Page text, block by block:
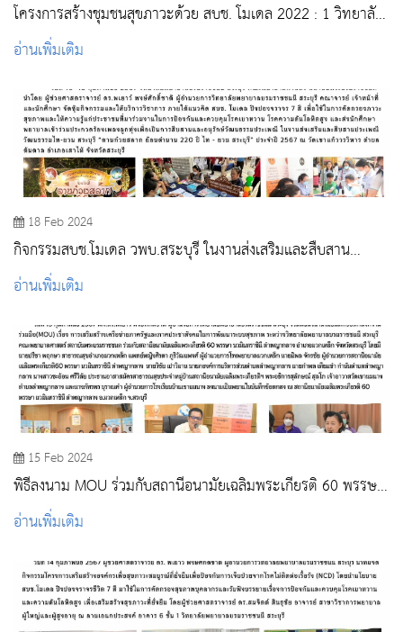
โครงการสร้างชุมชนสุขภาวะด้วย สบช. โมเดล 2022 : 1 วิทยาลัย
1 ชุมชน เทิดพระเกียรติพระบาทสมเด็จพระวชิรเกล้าเจ้าอยู่หัว
อ่านเพิ่มเติม
18 Feb 2024
กิจกรรมสบช.โมเดล วพบ.สระบุรี ในงานส่งเสริมและสืบสาน
ประเพณีวัฒนธรรม "ตานก๋วยสลาก ย้อนตำนาน 220 ปี ไท - ยวน
" ประจำปี 2567
อ่านเพิ่มเติม
15 Feb 2024
พิธีลงนาม MOU ร่วมกับสถานีอนามัยเฉลิมพระเกียรติ 60 พรรษา
อ่านเพิ่มเติม